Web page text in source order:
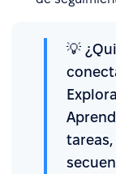
💡
Explora